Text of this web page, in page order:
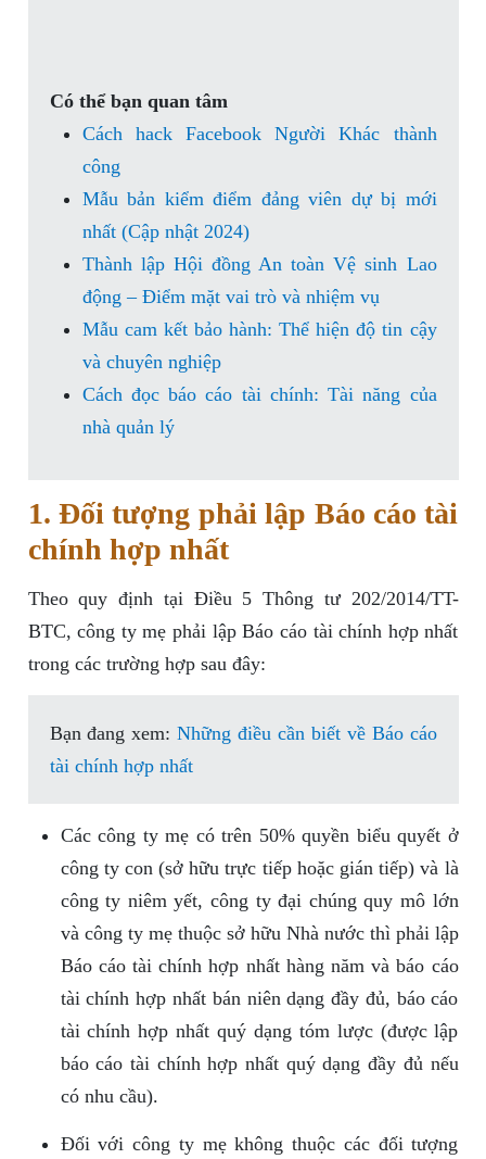
Có thể bạn quan tâm
Cách hack Facebook Người Khác thành
công
Mẫu bản kiểm điểm đảng viên dự bị mới
nhất (Cập nhật 2024)
Thành lập Hội đồng An toàn Vệ sinh Lao
động – Điểm mặt vai trò và nhiệm vụ
Mẫu cam kết bảo hành: Thể hiện độ tin cậy
và chuyên nghiệp
Cách đọc báo cáo tài chính: Tài năng của
nhà quản lý
1. Đối tượng phải lập Báo cáo tài
chính hợp nhất
Theo quy định tại Điều 5 Thông tư 202/2014/TT-
BTC, công ty mẹ phải lập Báo cáo tài chính hợp nhất
trong các trường hợp sau đây:
Bạn đang xem:Những điều cần biết về Báo cáo
tài chính hợp nhất
Các công ty mẹ có trên 50% quyền biểu quyết ở
công ty con (sở hữu trực tiếp hoặc gián tiếp) và là
công ty niêm yết, công ty đại chúng quy mô lớn
và công ty mẹ thuộc sở hữu Nhà nước thì phải lập
Báo cáo tài chính hợp nhất hàng năm và báo cáo
tài chính hợp nhất bán niên dạng đầy đủ, báo cáo
tài chính hợp nhất quý dạng tóm lược (được lập
báo cáo tài chính hợp nhất quý dạng đầy đủ nếu
có nhu cầu).
Đối với công ty mẹ không thuộc các đối tượng